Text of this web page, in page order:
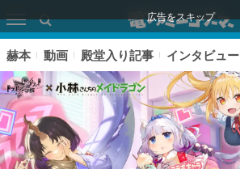
広告をスキップ
赫本 動画 殿堂入り記事 インタビュー